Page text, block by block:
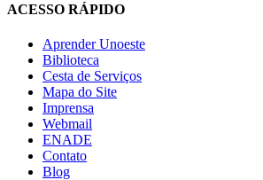
ACESSO RÁPIDO
Aprender Unoeste
Biblioteca
Cesta de Serviços
Mapa do Site
Imprensa
Webmail
ENADE
Contato
Blog